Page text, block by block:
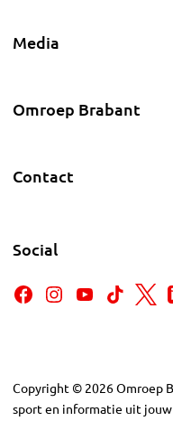
Media
Omroep Brabant
Contact
Social
Copyright © 2026Omroep
sport en informatie uit